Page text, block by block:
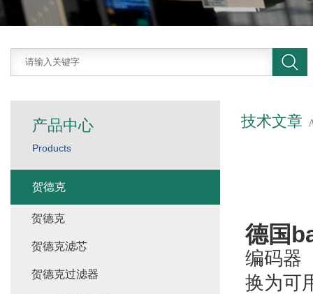
技术文章
德国
编码器
换为可
产品中心
Products
贺德克
贺德克
贺德克滤芯
贺德克过滤器